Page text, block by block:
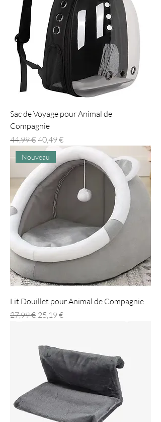
Sac de Voyage pour Animal de
Compagnie
Prix original
44,99 € Prix promotionnel
40,49 €
Nouveau
Lit Douillet pour Animal de Compagnie
Prix original
27,99 € Prix promotionnel
25,19 €